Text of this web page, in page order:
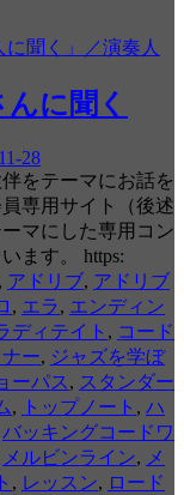
に聞く」／演奏人
に聞く
28
をテーマにお話を
専用サイト（後述
マにした専用コン
ます。 https:
, アドリブ, アドリブ
, エラ, エンディン
ディテイト , コード
ー, ジャズを学ぼ
ーパス , スタンダー
, トップノート , ハ
バッキングコードワ
メルビンライン, メ
, レッスン, ロード